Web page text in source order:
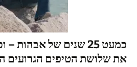
כמעט 25 שנים של
את שלושת הטיפים הגרועים